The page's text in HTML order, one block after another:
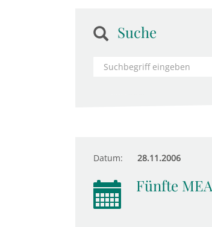
Suche
Datum: 28.11.2006
Fünfte